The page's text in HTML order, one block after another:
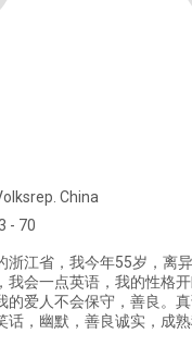
China
- 70
浙江省，我今年55岁，离
我会一点英语，我的性格
的爱人不会保守，善良。
话，幽默，善良诚实，成